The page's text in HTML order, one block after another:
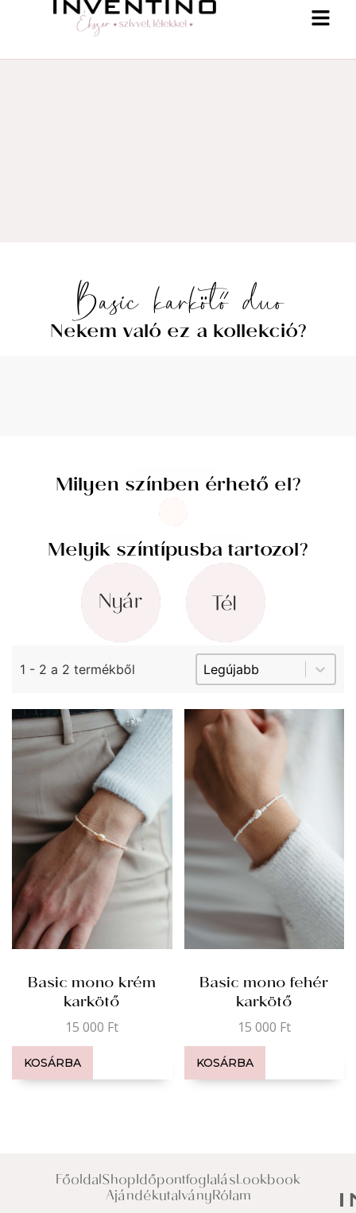
Shop
Basic karkötő duo
Nekem való ez a kollekció?
Milyen színben érhető el?
Fehér & Krém
Melyik színtípusba tartozol?
Milyen évszakban viselnéd?
Nyár
1 - 2 a 2 termékből Sorting Product
Sort content
Basic mono krém
karkötő
15 000 Ft
KOSÁRBA
Basic mono fehér
karkötő
15 000 Ft
KOSÁRBA
FőoldalShopIdőpontfoglalásLookbook
AjándékutalványRólam